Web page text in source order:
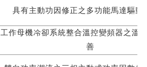
具有主動功因修正之多功能馬達驅動
工作母機冷卻系統整合溫控變頻器之溫
善